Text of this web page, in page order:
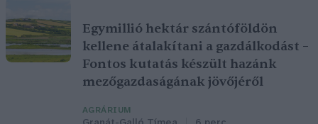
Egymillió hektár szántóföldön
kellene átalakítani a gazdálkodást –
Fontos kutatás készült hazánk
mezőgazdaságának jövőjéről
AGRÁRIUM